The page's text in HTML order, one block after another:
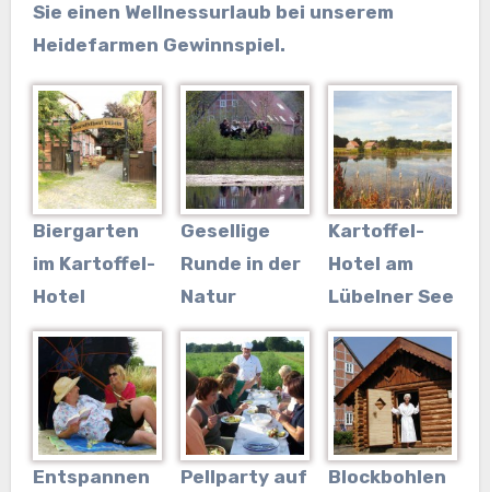
Sie einen Wellnessurlaub bei unserem
Heidefarmen Gewinnspiel.
Biergarten
im Kartoffel-
Hotel
Gesellige
Runde in der
Natur
Kartoffel-
Hotel am
Lübelner See
Entspannen
Pellparty auf
Blockbohlen